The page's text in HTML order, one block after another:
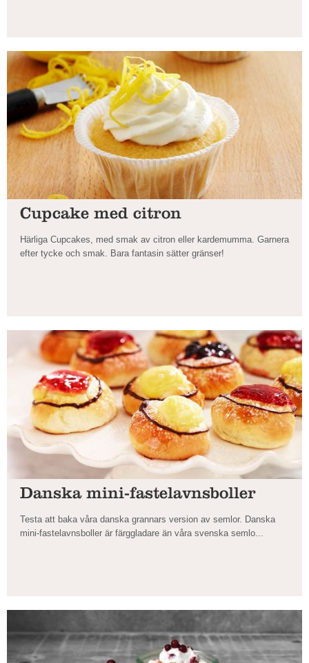
Cupcake med citron
Härliga Cupcakes, med smak av citron eller kardemumma. Garnera
efter tycke och smak. Bara fantasin sätter gränser!
Danska mini-fastelavnsboller
Testa att baka våra danska grannars version av semlor. Danska
mini-fastelavnsboller är färggladare än våra svenska semlo...